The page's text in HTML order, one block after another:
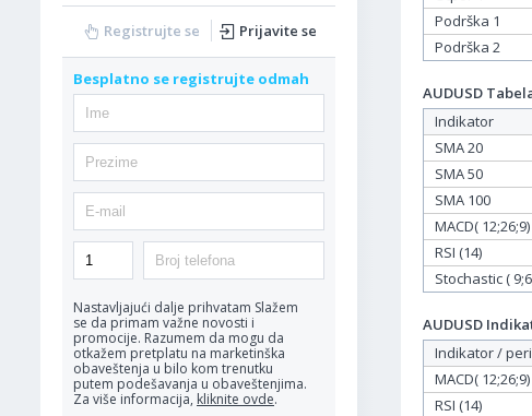
Registrujte se Prijavite se
Besplatno se registrujte odmah
Nastavljajući dalje prihvatam Slažem
se da primam važne novosti i
promocije. Razumem da mogu da
otkažem pretplatu na marketinška
obaveštenja u bilo kom trenutku
putem podešavanja u obaveštenjima.
Za više informacija, kliknite ovde.
Podrška 1
Podrška 2
AUDUSD
Indikator
SMA 20
SMA 50
SMA 100
MACD( 12;26;9)
RSI (14)
Stochastic (
AUDUSD
Indikator /
MACD( 12;26;9)
RSI (14)